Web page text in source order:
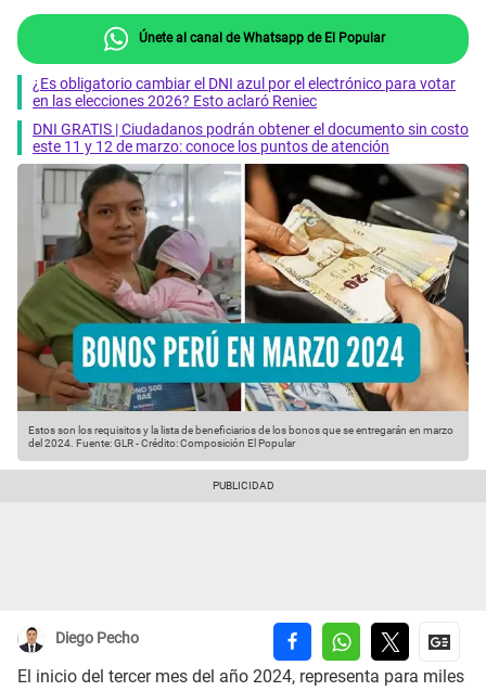
Únete al canal de Whatsapp de El Popular
¿Es obligatorio cambiar el DNI azul por el electrónico para votar
en las elecciones 2026? Esto aclaró Reniec
DNI GRATIS | Ciudadanos podrán obtener el documento sin costo
este 11 y 12 de marzo: conoce los puntos de atención
Estos son los requisitos y la lista de beneficiarios de los bonos que se entregarán en marzo
del 2024. Fuente: GLR-Crédito: Composición El Popular
Diego Pecho
El inicio del tercer mes del año 2024, representa para miles